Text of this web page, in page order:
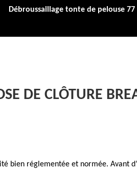
Débroussaillage tonte de pelouse 77
DE CLÔTURE
bien réglementée et normée. Avant